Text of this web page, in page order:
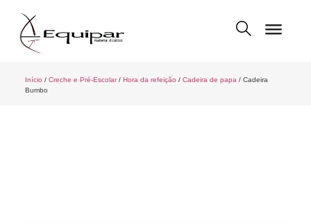
Início / Creche e Pré-Escolar/ Hora da refeição / Cadeira de papa / Cadeira
Bumbo